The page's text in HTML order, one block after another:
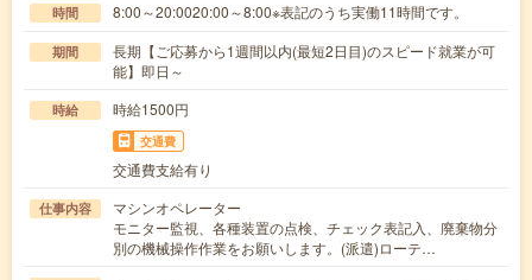
時間 8:00～20:0020:00～8:00※表記のうち実働11時間です。
期間
長期【ご応募から1週間以内(最短2日目)のスピード就業が可
能】即日～
時給 時給1500円
交通費
交通費支給有り
仕事内容
マシンオペレーター
モニター監視、各種装置の点検、チェック表記入、廃棄物分
別の機械操作作業をお願いします。(派遣)ローテ…